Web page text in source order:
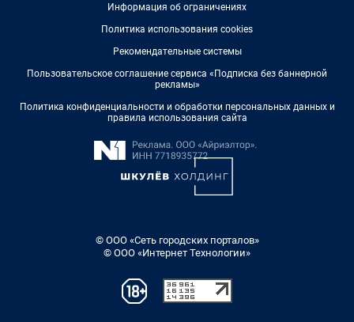
Информация об ограничениях
Политика использования cookies
Рекомендательные системы
Пользовательское соглашение сервиса «Подписка без баннерной
рекламы»
Политика конфиденциальности и обработки персональных данных и
правила использования сайта
© ООО «Сеть городских порталов»
© ООО «Интернет Технологии»